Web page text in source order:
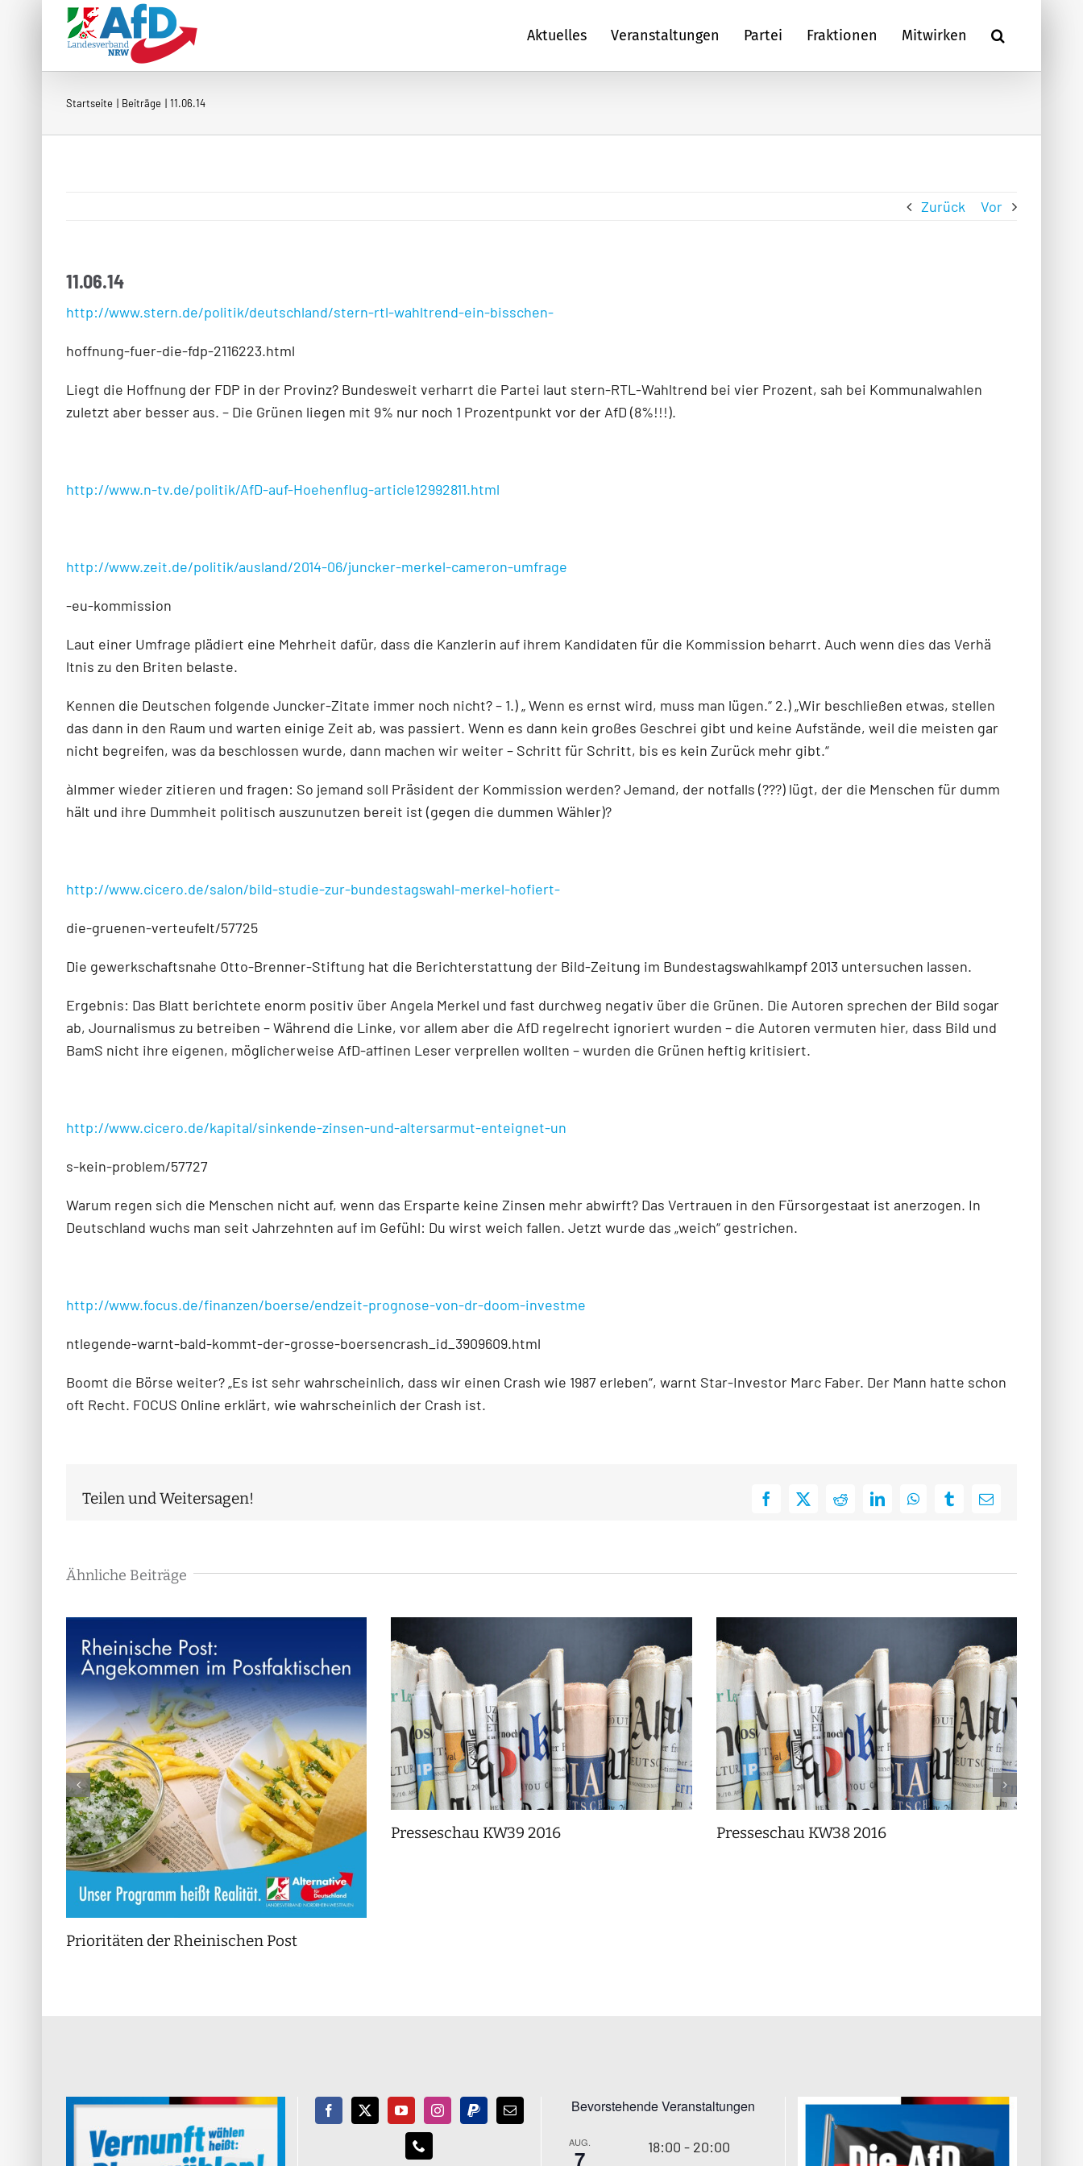
Aktuelles Veranstaltungen Partei Fraktionen Mitwirken
Startseite Beiträge 11.06.14
Zurück Vor
11.06.14
http://www.stern.de/politik/deutschland/stern-rtl-wahltrend-ein-bisschen-
hoffnung-fuer-die-fdp-2116223.html
Liegt die Hoffnung der FDP in der Provinz? Bundesweit verharrt die Partei laut stern-RTL-Wahltrend bei vier Prozent, sah bei Kommunalwahlen
zuletzt aber besser aus. – Die Grünen liegen mit 9% nur noch 1 Prozentpunkt vor der AfD (8%!!!).
http://www.n-tv.de/politik/AfD-auf-Hoehenflug-article12992811.html
http://www.zeit.de/politik/ausland/2014-06/juncker-merkel-cameron-umfrage
-eu-kommission
Laut einer Umfrage plädiert eine Mehrheit dafür, dass die Kanzlerin auf ihrem Kandidaten für die Kommission beharrt. Auch wenn dies das Verhä
ltnis zu den Briten belaste.
Kennen die Deutschen folgende Juncker-Zitate immer noch nicht? – 1.) „ Wenn es ernst wird, muss man lügen.“ 2.) „Wir beschließen etwas, stellen
das dann in den Raum und warten einige Zeit ab, was passiert. Wenn es dann kein großes Geschrei gibt und keine Aufstände, weil die meisten gar
nicht begreifen, was da beschlossen wurde, dann machen wir weiter – Schritt für Schritt, bis es kein Zurück mehr gibt.“
àImmer wieder zitieren und fragen: So jemand soll Präsident der Kommission werden? Jemand, der notfalls (???) lügt, der die Menschen für dumm
hält und ihre Dummheit politisch auszunutzen bereit ist (gegen die dummen Wähler)?
http://www.cicero.de/salon/bild-studie-zur-bundestagswahl-merkel-hofiert-
die-gruenen-verteufelt/57725
Die gewerkschaftsnahe Otto-Brenner-Stiftung hat die Berichterstattung der Bild-Zeitung im Bundestagswahlkampf 2013 untersuchen lassen.
Ergebnis: Das Blatt berichtete enorm positiv über Angela Merkel und fast durchweg negativ über die Grünen. Die Autoren sprechen der Bild sogar
ab, Journalismus zu betreiben – Während die Linke, vor allem aber die AfD regelrecht ignoriert wurden – die Autoren vermuten hier, dass Bild und
BamS nicht ihre eigenen, möglicherweise AfD-affinen Leser verprellen wollten – wurden die Grünen heftig kritisiert.
http://www.cicero.de/kapital/sinkende-zinsen-und-altersarmut-enteignet-un
s-kein-problem/57727
Warum regen sich die Menschen nicht auf, wenn das Ersparte keine Zinsen mehr abwirft? Das Vertrauen in den Fürsorgestaat ist anerzogen. In
Deutschland wuchs man seit Jahrzehnten auf im Gefühl: Du wirst weich fallen. Jetzt wurde das „weich“ gestrichen.
http://www.focus.de/finanzen/boerse/endzeit-prognose-von-dr-doom-investme
ntlegende-warnt-bald-kommt-der-grosse-boersencrash_id_3909609.html
Boomt die Börse weiter? „Es ist sehr wahrscheinlich, dass wir einen Crash wie 1987 erleben“, warnt Star-Investor Marc Faber. Der Mann hatte schon
oft Recht. FOCUS Online erklärt, wie wahrscheinlich der Crash ist.
Teilen und Weitersagen! Facebook
X RedditLinkedInWhatsAppTumblrE-
Ähnliche Beiträge
Prioritäten der Rheinischen Post
Presseschau KW39 2016 Presseschau KW38 2016
Bevorstehende Veranstaltungen
AUG.
7 18:00 - 20:00